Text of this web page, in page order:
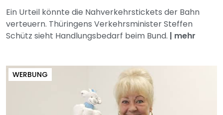
Ein Urteil könnte die Nahverkehrstickets der Bahn
verteuern. Thüringens Verkehrsminister Steffen
Schütz sieht Handlungsbedarf beim Bund. | mehr
WERBUNG